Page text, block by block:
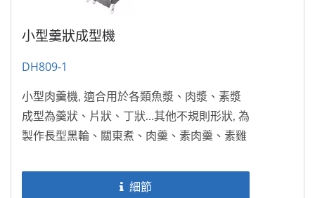
小型羹狀成型機
DH809-1
小型肉羹機, 適合用於各類魚漿、肉漿、素漿
成型為羹狀、片狀、丁狀…其他不規則形狀, 為
製作長型黑輪、關東煮、肉羹、素肉羹、素雞
細節